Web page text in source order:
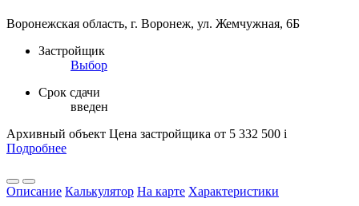
Воронежская область, г. Воронеж, ул. Жемчужная, 6Б
Застройщик
Выбор
Срок сдачи
введен
Архивный объект Цена застройщика от 5 332 500 i
Подробнее
Описание Калькулятор На карте Характеристики